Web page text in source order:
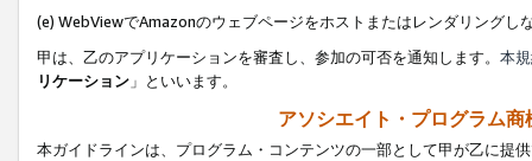
(e) WebViewでAmazonのウェブページをホストまたはレンダリングし
甲は、乙のアプリケーションを審査し、参加の可否を通知します。 本
リケーション 」といいます。
アソシエイト・プログラム
本ガイドラインは、プログラム・コンテンツの一部として甲が乙に提